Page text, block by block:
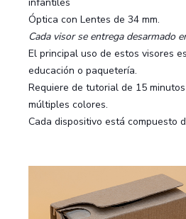
Óptica con Lentes de 34 mm.
Cada visor se entrega desarmado
El principal uso de estos visores
educación o paquetería.
Requiere de tutorial de 15
múltiples colores.
Cada dispositivo está compuesto